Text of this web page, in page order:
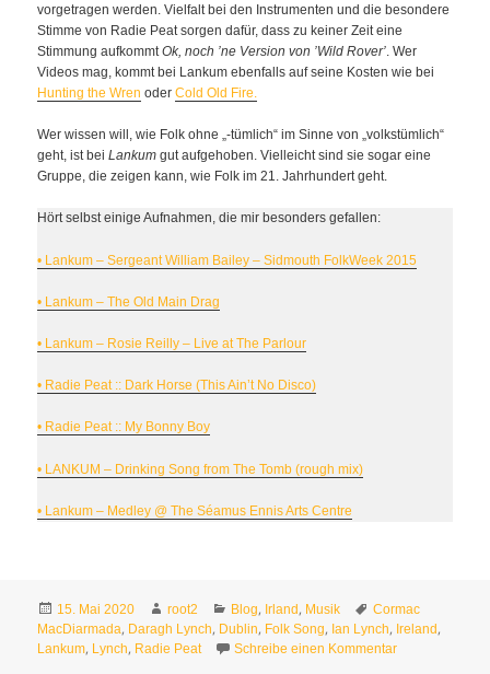
vorgetragen werden. Vielfalt bei den Instrumenten und die besondere
Stimme von Radie Peat sorgen dafür, dass zu keiner Zeit eine
Stimmung aufkommtOk, noch ’ne Version von ’Wild Rover’. Wer
Videos mag, kommt bei Lankum ebenfalls auf seine Kosten wie bei
Hunting the Wren oderCold Old Fire.
Wer wissen will, wie Folk ohne „-tümlich“ im Sinne von „volkstümlich“
geht, ist beiLankum gut aufgehoben. Vielleicht sind sie sogar eine
Gruppe, die zeigen kann, wie Folk im 21. Jahrhundert geht.
Hört selbst einige Aufnahmen, die mir besonders gefallen:
• Lankum – Sergeant William Bailey – Sidmouth FolkWeek 2015
• Lankum – The Old Main Drag
• Lankum – Rosie Reilly – Live at The Parlour
• Radie Peat :: Dark Horse (This Ain’t No Disco)
• Radie Peat :: My Bonny Boy
• LANKUM – Drinking Song from The Tomb (rough mix)
• Lankum – Medley @ The Séamus Ennis Arts Centre
Veröffentlicht
am
15. Mai 2020 Autor
root2 Kategorien
Blog, Irland, Musik Schlagwörter
Cormac
MacDiarmada, Daragh Lynch, Dublin, Folk Song, Ian Lynch, Ireland,
Lankum, Lynch, Radie Peat Schreibe einen Kommentarzu Lankum –